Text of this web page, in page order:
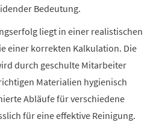
Bedeutung.
liegt in einer realistischen
einer korrekten Kalkulation. Die
durch geschulte Mitarbeiter
Materialien hygienisch
Abläufe für verschiedene
für eine effektive Reinigung.